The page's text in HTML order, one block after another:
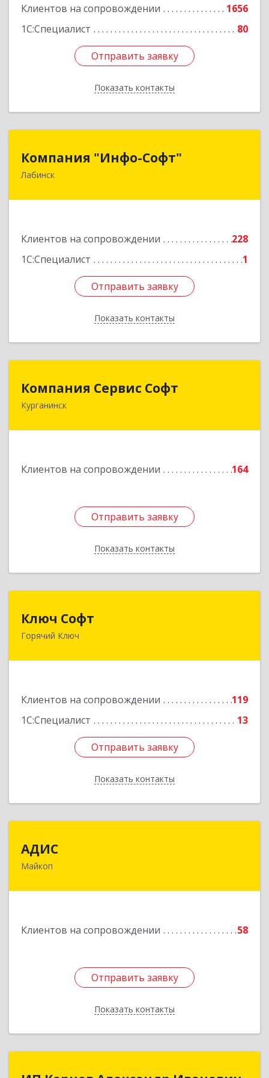
Клиентов на сопровождении
1656
1С:Специалист
80
Отправить заявку
Показать контакты
Отправить заявку
Назад
Компания "Инфо-Софт"
Лабинск
Клиентов на сопровождении
228
1С:Специалист
1
Отправить заявку
Показать контакты
Компания "Инфо-Софт"
352500, Краснодарский край, Лабинский р-н,
Отправить заявку
Назад
Компания Сервис Софт
Курганинск
Клиентов на сопровождении 164
Отправить заявку
Показать контакты
Компания Сервис Софт
352430, Краснодарский край, Курганинск г,
Отправить заявку
Назад
Ключ Софт
Горячий Ключ
Клиентов на сопровождении
119
1С:Специалист
13
Отправить заявку
Показать контакты
353287, Краснодарский край, Горячий Ключ г,
Отправить заявку
Назад
АДИС
Майкоп
Клиентов на сопровождении 58
Отправить заявку
Показать контакты
Отправить заявку
Назад